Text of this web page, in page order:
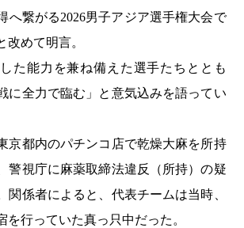
へ繋がる2026男子アジア選手権大会で
改めて明言。
した能力を兼ね備えた選手たちととも
に全力で臨む」と意気込みを語ってい
京都内のパチンコ店で乾燥大麻を所持
警視庁に麻薬取締法違反（所持）の疑
関係者によると、代表チームは当時、
を行っていた真っ只中だった。